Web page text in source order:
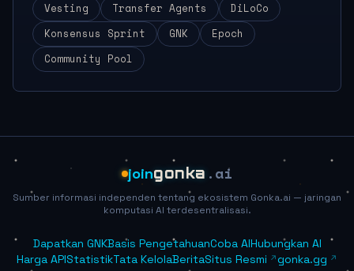
Vesting
Transfer Agents
DiLoCo
Konsensus Sprint
GNK
Epoch
Community Pool
joingonka .ai
Sumber informasi independen tentang ekosistem Gonka.ai — jaringan
komputasi AI terdesentralisasi.
Dapatkan GNKBasis PengetahuanCoba AIHubungkan AI
Harga APIStatistikTata KelolaBeritaSitus Resmi
gonka.gg